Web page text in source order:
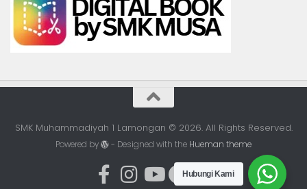
SMK Muhammadiyah 1 Lamongan © 2026. All Rights Reserved.
Powered by - Designed with the Hueman theme
Hubungi Kami